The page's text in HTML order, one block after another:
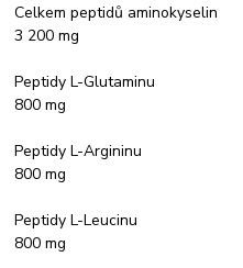
Celkem peptidů aminokyselin
3 200 mg
Peptidy L-Glutaminu
800 mg
Peptidy L-Argininu
800 mg
Peptidy L-Leucinu
800 mg